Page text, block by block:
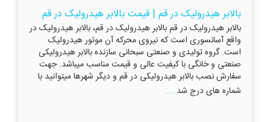
بالابر هیدرولیک در قم | قیمت بالابر هیدرولیک در قم
بالابر هیدرولیک در قم بالابر هیدرولیک در قم، بالابر هیدرولیک در
واقع آسانسوری است که نیروی محرکه آن موتور هیدرولیک
است. گروه تولیدی و صنعتی سبحانی سازنده بالابر هیدرولیکی
صنعتی و خانگی با کیفیت عالی و قیمت مناسب میباشد. جهت
سفارش نصب بالابر هیدرولیکی در قم و دیگر شهرها میتوانید با
شماره های درج شد ...